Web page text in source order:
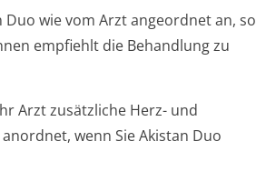
Duo wie vom Arzt angeordnet an, so
empfiehlt die Behandlung zu
Arzt zusätzliche Herz- und
wenn Sie Akistan Duo